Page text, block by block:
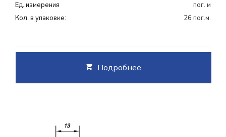
Ед. измерения
пог. м
Кол. в упаковке:
26 пог.м.
Подробнее